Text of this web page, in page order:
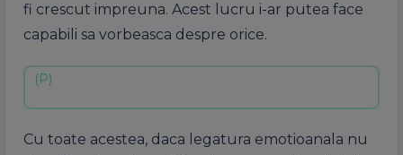
fi crescut impreuna. Acest lucru i-ar putea face
capabili sa vorbeasca despre orice.
Cu toate acestea, daca legatura emotioanala nu